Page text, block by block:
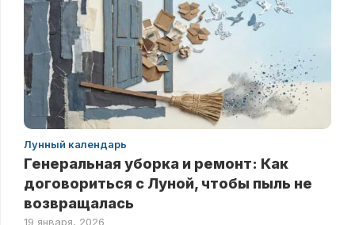
Лунный календарь
Генеральная уборка и ремонт: Как
договориться с Луной, чтобы пыль не
возвращалась
19 января, 2026